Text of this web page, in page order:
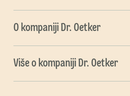
O kompaniji Dr. Oetker
Više o kompaniji Dr. Oetker